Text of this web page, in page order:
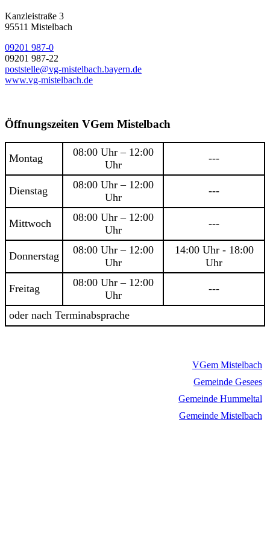
Kanzleistraße 3
95511 Mistelbach
09201 987-0
09201 987-22
poststelle@vg-mistelbach.bayern.de
www.vg-mistelbach.de
Öffnungszeiten VGem Mistelbach
Montag
08:00 Uhr – 12:00
Uhr
---
Dienstag
08:00 Uhr – 12:00
Uhr
---
Mittwoch
08:00 Uhr – 12:00
Uhr
---
Donnerstag
08:00 Uhr – 12:00
Uhr
14:00 Uhr - 18:00
Uhr
Freitag
08:00 Uhr – 12:00
Uhr
---
oder nach Terminabsprache
VGem Mistelbach
Gemeinde Gesees
Gemeinde Hummeltal
Gemeinde Mistelbach